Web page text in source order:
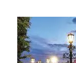
1 Hari